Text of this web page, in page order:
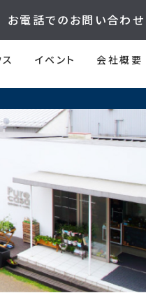
イベント 会社概要
お電話でのお問い合わせ